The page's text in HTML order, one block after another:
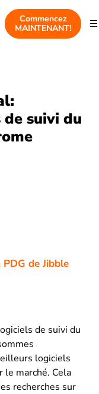
Commencez
MAINTENANT!
de suivi du
PDG de Jibble
de suivi du
logiciels
le marché. Cela
recherches sur